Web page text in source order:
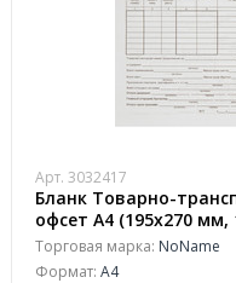
Арт. 3032417
Бланк Товарно-
офсет А4 (195x270
пленке)
Торговая марка: NoName
Формат: A4